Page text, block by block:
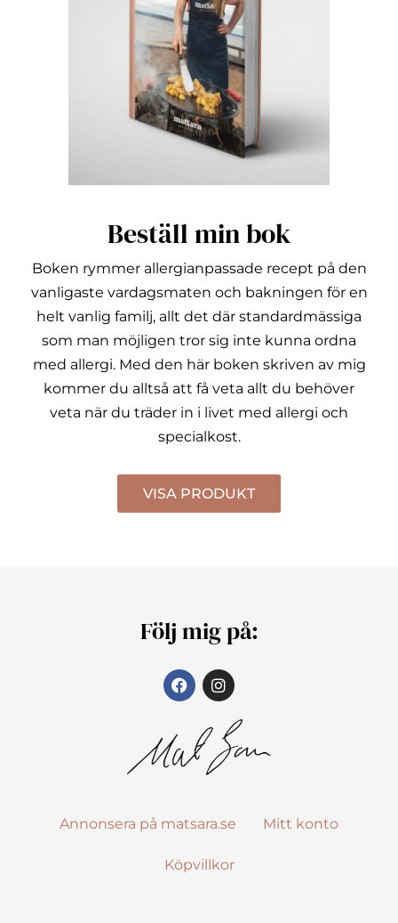
Beställ min bok
Boken rymmer allergianpassade recept på den
vanligaste vardagsmaten och bakningen för en
helt vanlig familj, allt det där standardmässiga
som man möjligen tror sig inte kunna ordna
med allergi. Med den här boken skriven av mig
kommer du alltså att få veta allt du behöver
veta när du träder in i livet med allergi och
specialkost.
VISA PRODUKT
Följ mig på:
Annonsera på matsara.se Mitt konto
Köpvillkor